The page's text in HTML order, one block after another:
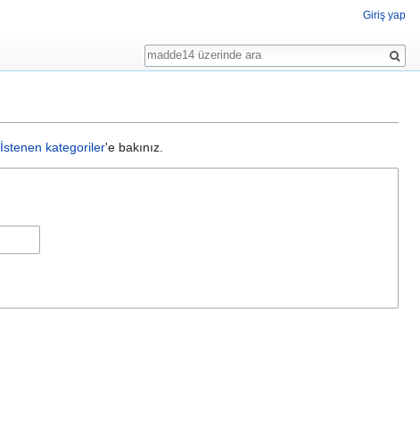
İstenen kategoriler'e bakınız.
Giriş yap
Ara